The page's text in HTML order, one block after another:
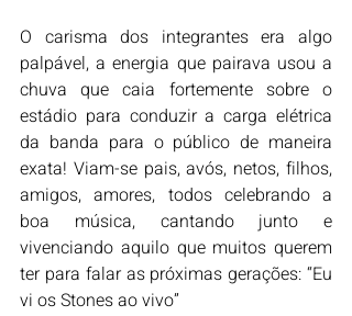
O carisma dos integrantes era algo
palpável, a energia que pairava usou a
chuva que caia fortemente sobre o
estádio para conduzir a carga elétrica
da banda para o público de maneira
exata! Viam-se pais, avós, netos, filhos,
amigos, amores, todos celebrando a
boa música, cantando junto e
vivenciando aquilo que muitos querem
ter para falar as próximas gerações: “Eu
vi os Stones ao vivo”